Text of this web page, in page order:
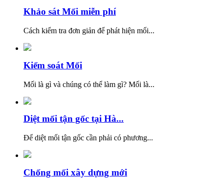
Khảo sát Mối miễn phí
Cách kiểm tra đơn giản để phát hiện mối...
Kiểm soát Mối
Mối là gì và chúng có thể làm gì? Mối là...
Diệt mối tận gốc tại Hà...
Để diệt mối tận gốc cần phải có phương...
Chống mối xây dựng mới